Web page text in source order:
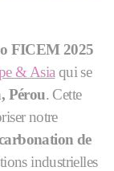
FICEM 2025
& Asia qui se
Pérou. Cette
notre
de
industrielles